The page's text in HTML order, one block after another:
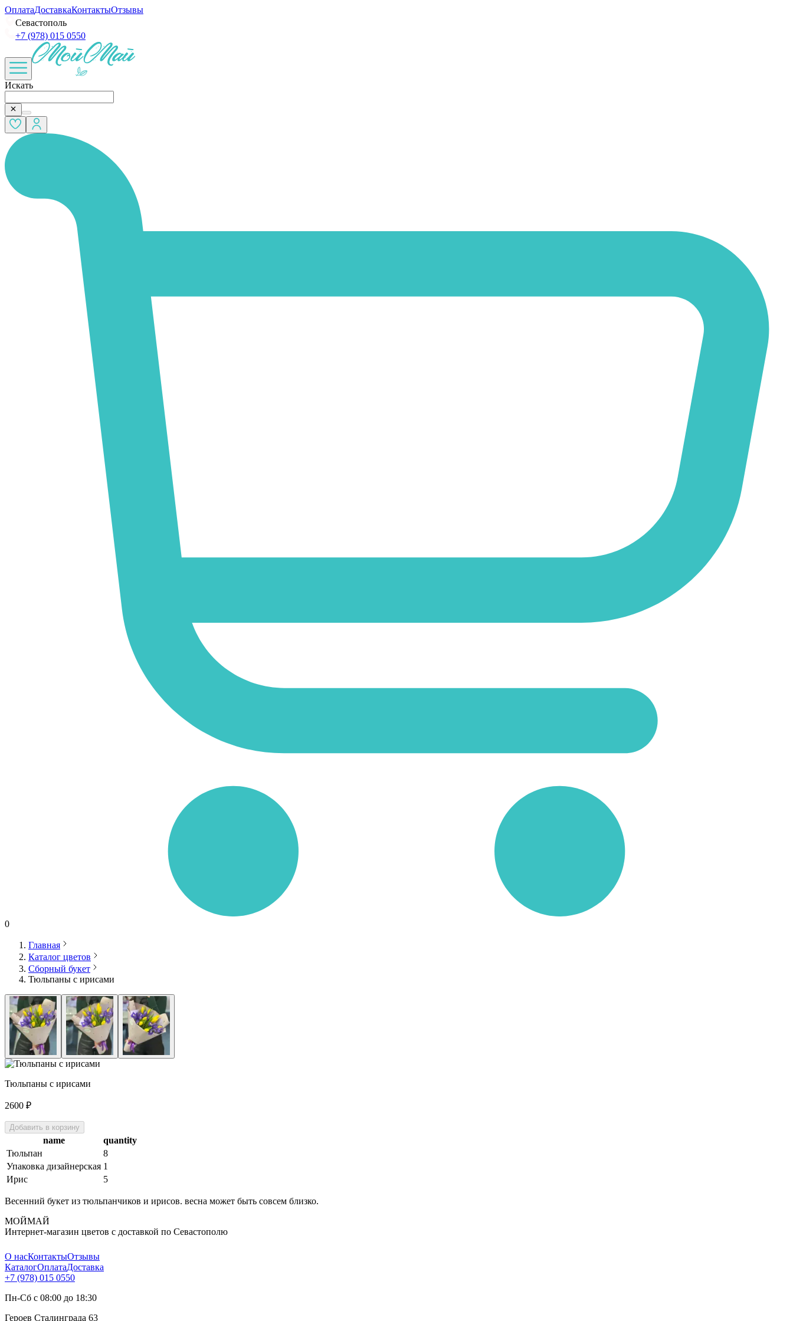
ОплатаДоставкаКонтактыОтзывы
Севастополь
+7 (978) 015 0550
Искать
0
Главная
Каталог цветов
Сборный букет
Тюльпаны с ирисами
Тюльпаны с ирисами
2600 ₽
Добавить в корзину
name
quantity
Тюльпан
8
Упаковка дизайнерская 1
Ирис
5
Весенний букет из тюльпанчиков и ирисов. весна может быть совсем близко.
МОЙМАЙ
Интернет-магазин цветов с доставкой по Севастополю
О насКонтактыОтзывы
КаталогОплатаДоставка
+7 (978) 015 0550
Пн-Сб с 08:00 до 18:30
Героев Сталинграда 63